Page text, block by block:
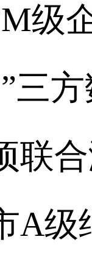
级
三
联
A级